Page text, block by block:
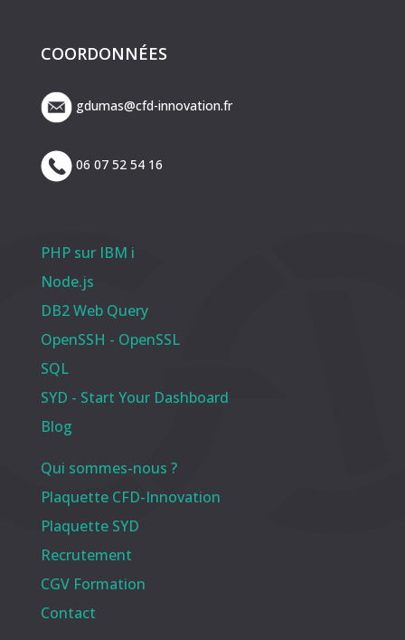
COORDONNÉES
gdumas@cfd-innovation.fr
06 07 52 54 16
PHP sur IBM i
Node.js
DB2 Web Query
OpenSSH - OpenSSL
SQL
SYD - Start Your Dashboard
Blog
Qui sommes-nous ?
Plaquette CFD-Innovation
Plaquette SYD
Recrutement
CGV Formation
Contact